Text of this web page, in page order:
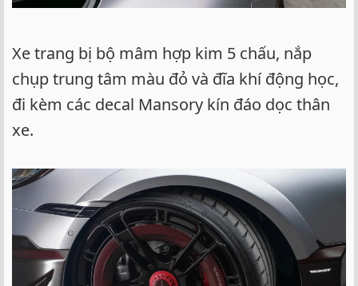
Xe trang bị bộ mâm hợp kim 5 chấu, nắp
chụp trung tâm màu đỏ và đĩa khí động học,
đi kèm các decal Mansory kín đáo dọc thân
xe.